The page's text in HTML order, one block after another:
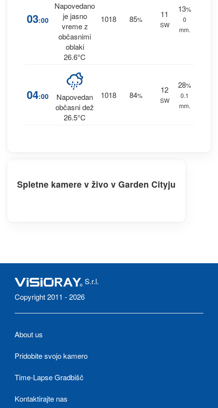
03:00
Napovedano
je jasno
vreme z
občasnimi
oblaki
26.6°C
1018 85%
11
SW
13%
0
mm.
04:00
Napovedan
občasni dež
26.5°C
1018 84%
12
SW
28%
0.1
mm.
Spletne kamere v živo v Garden Cityju
S.r.l.
Copyright 2011 - 2026
About us
Pridobite svojo kamero
Time-Lapse Gradbišč
Kontaktirajte nas